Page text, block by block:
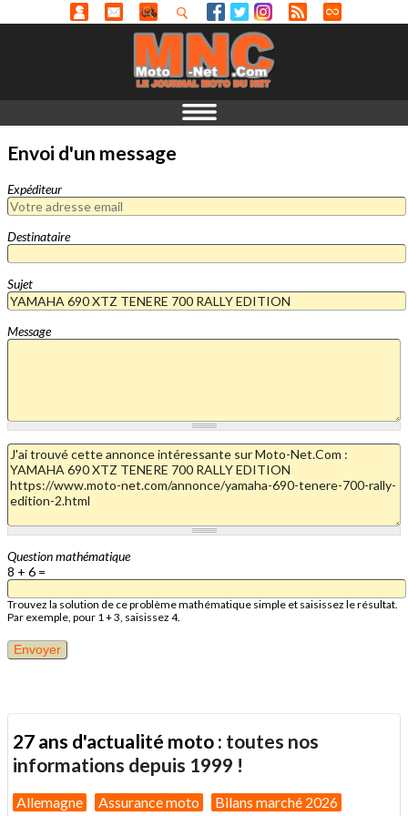
Envoi d'un message
Expéditeur
Destinataire
Sujet
Message
Question mathématique
8 + 6 =
Trouvez la solution de ce problème mathématique simple et saisissez le résultat.
Par exemple, pour 1 + 3, saisissez 4.
27 ans d'actualité moto : toutes nos
informations depuis 1999 !
Allemagne Assurance moto Bilans marché 2026